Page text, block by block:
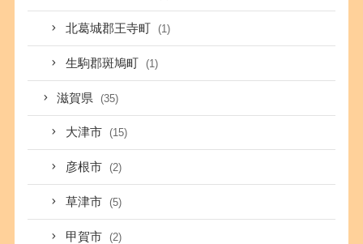
北葛城郡王寺町 (1)
生駒郡斑鳩町 (1)
滋賀県 (35)
大津市 (15)
彦根市 (2)
草津市 (5)
甲賀市 (2)